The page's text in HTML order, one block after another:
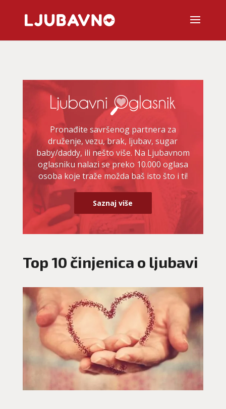
Pronađite savršenog partnera za
druženje, vezu, brak, ljubav, sugar
baby/daddy, ili nešto više. Na Ljubavnom
oglasniku nalazi se preko 10.000 oglasa
osoba koje traže možda baš isto što i ti!
Saznaj više
Top 10 činjenica o ljubavi